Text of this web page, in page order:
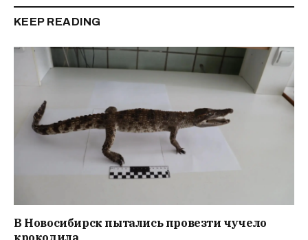
KEEP READING
В Новосибирск пытались провезти чучело
крокодила